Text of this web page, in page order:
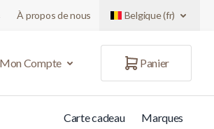
À propos de nous Belgique (fr)
Mon Compte
Panier
Carte cadeau Marques